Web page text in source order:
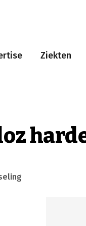
Ziekten